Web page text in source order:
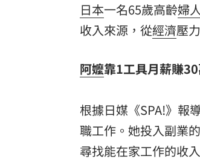
罕病博士彭士齊 輪椅上
日本一名65歲高齡婦
收入來源，從經濟壓
阿嬤靠1工具月薪賺
根據日媒《SPA!》報
職工作。她投入副業
尋找能在家工作的收